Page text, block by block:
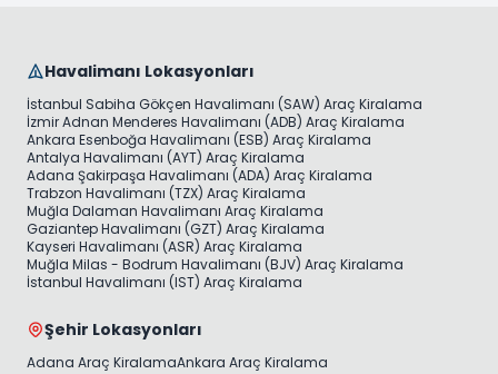
Havalimanı Lokasyonları
İstanbul Sabiha Gökçen Havalimanı (SAW) Araç Kiralama
İzmir Adnan Menderes Havalimanı (ADB) Araç Kiralama
Ankara Esenboğa Havalimanı (ESB) Araç Kiralama
Antalya Havalimanı (AYT) Araç Kiralama
Adana Şakirpaşa Havalimanı (ADA) Araç Kiralama
Trabzon Havalimanı (TZX) Araç Kiralama
Muğla Dalaman Havalimanı Araç Kiralama
Gaziantep Havalimanı (GZT) Araç Kiralama
Kayseri Havalimanı (ASR) Araç Kiralama
Muğla Milas - Bodrum Havalimanı (BJV) Araç Kiralama
İstanbul Havalimanı (IST) Araç Kiralama
Şehir Lokasyonları
Adana Araç KiralamaAnkara Araç Kiralama